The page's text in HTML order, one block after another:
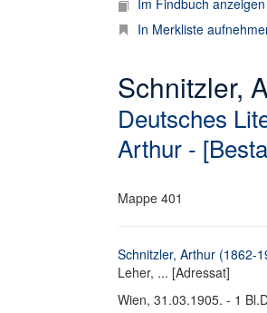
Im Findbuch anzeigen
In Merkliste
Schnitzler,
Deutsches
Arthur -
Mappe 401
Schnitzler, Arthur (1862-
Leher, ... [Adressat]
Wien, 31.03.1905. - 1